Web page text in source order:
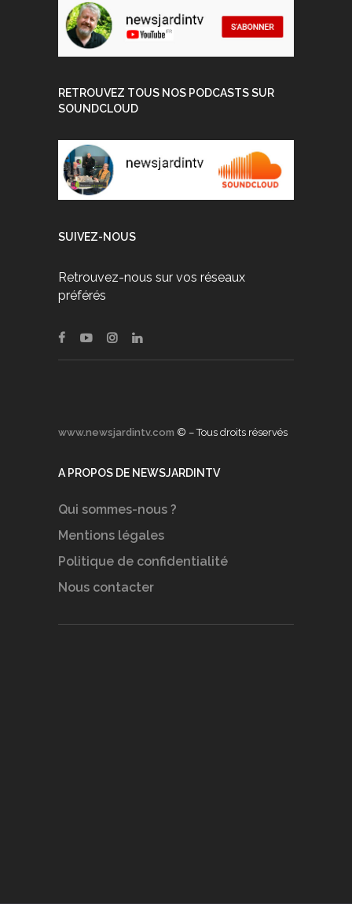
RETROUVEZ TOUS NOS PODCASTS SUR
SOUNDCLOUD
SUIVEZ-NOUS
Retrouvez-nous sur vos réseaux
préférés
www.newsjardintv.com © – Tous droits réservés
A PROPOS DE NEWSJARDINTV
Qui sommes-nous ?
Mentions légales
Politique de confidentialité
Nous contacter